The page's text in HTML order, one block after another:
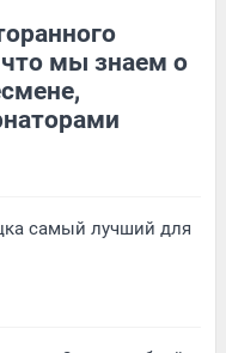
что мы знаем о
самый лучший для